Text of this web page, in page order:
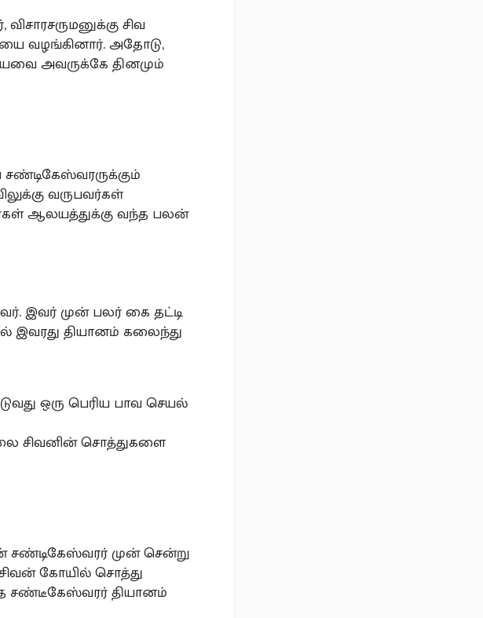
சிவ
வழங்கினார். அதோடு,
அவருக்கே தினமும்
வருபவர்கள்
ஆலயத்துக்கு வந்த பலன்
இவர் முன் பலர் கை தட்டி
இவரது தியானம் கலைந்து
ஒரு பெரிய பாவ செயல்
சிவனின் சொத்துகளை
முன் சென்று
கோயில் சொத்து
சண்டீகேஸ்வரர் தியானம்